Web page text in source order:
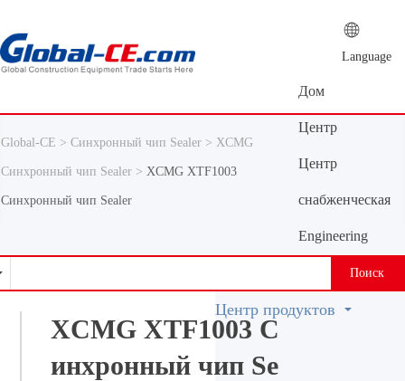
Language
Дом
Центр
новостей
Центр
продуктов
снабженческая
платформа
Engineering
Machinery
Vocabulary
Поиск
Центр продуктов
Global-CE > Синхронный чип Sealer > XCMG
Синхронный чип Sealer > XCMG XTF1003
Синхронный чип Sealer
XCMG XTF1003 С
инхронный чип Se